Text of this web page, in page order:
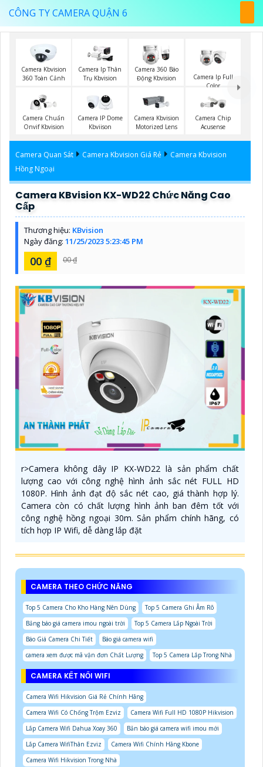
CÔNG TY CAMERA QUẬN 6
Camera Kbvision
360 Toàn Cảnh
Camera Ip Thân
Trụ Kbvision
Camera 360 Báo
Động Kbvision
Camera Ip Full
Color
Camera Chuẩn
Onvif Kbvision
Camera IP Dome
Kbviison
Camera Kbvision
Motorized Lens
Camera Chip
Acusense
Camera Quan Sát Camera Kbvision Giá Rẻ
Camera Kbvision
Hồng Ngoại
Camera KBvision KX-WD22 Chức Năng Cao
Cấp
Thương hiệu: KBvision
Ngày đăng: 11/25/2023 5:23:45 PM
00 ₫ 00 ₫
r>Camera không dây IP KX-WD22 là sản phẩm chất
lượng cao với công nghệ hình ảnh sắc nét FULL HD
1080P. Hình ảnh đạt độ sắc nét cao, giá thành hợp lý.
Camera còn có chất lượng hình ảnh ban đêm tốt với
công nghệ hồng ngoại 30m. Sản phẩm chính hãng, có
tích hợp IP Wifi, dễ dàng lắp đặt
CAMERA THEO CHỨC NĂNG
Top 5 Camera Cho Kho Hàng Nên Dùng
Top 5 Camera Ghi Âm Rõ
Bảng báo giá camera imou ngoài trời
Top 5 Camera Lắp Ngoài Trời
Báo Giá Camera Chi Tiết
Báo giá camera wifi
camera xem được mã vận đơn Chất Lượng
Top 5 Camera Lắp Trong Nhà
CAMERA KẾT NỐI WIFI
Camera Wifi Hikvision Giá Rẻ Chính Hãng
Camera Wifi Có Chống Trộm Ezviz
Camera Wifi Full HD 1080P Hikvision
Lắp Camera Wifi Dahua Xoay 360
Bản báo giá camera wifi imou mới
Lắp Camera WifiThân Ezviz
Camera Wifi Chính Hãng Kbone
Camera Wifi Hikvision Trong Nhà